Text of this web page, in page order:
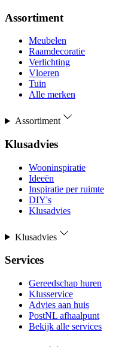
Assortiment
Meubelen
Raamdecoratie
Verlichting
Vloeren
Tuin
Alle merken
Assortiment
Klusadvies
Wooninspiratie
Ideeën
Inspiratie per ruimte
DIY's
Klusadvies
Klusadvies
Services
Gereedschap huren
Klusservice
Advies aan huis
PostNL afhaalpunt
Bekijk alle services